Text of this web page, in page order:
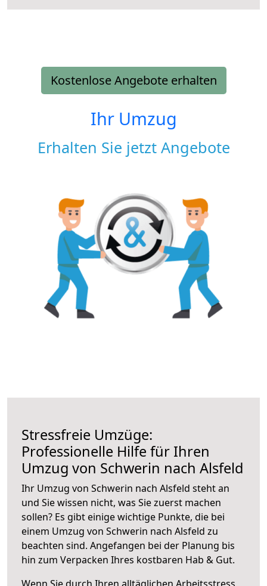
Kostenlose Angebote erhalten
Ihr Umzug
Erhalten Sie jetzt Angebote
Stressfreie Umzüge:
Professionelle Hilfe für Ihren
Umzug von Schwerin nach Alsfeld
Ihr Umzug von Schwerin nach Alsfeld steht an
und Sie wissen nicht, was Sie zuerst machen
sollen? Es gibt einige wichtige Punkte, die bei
einem Umzug von Schwerin nach Alsfeld zu
beachten sind. Angefangen bei der Planung bis
hin zum Verpacken Ihres kostbaren Hab & Gut.